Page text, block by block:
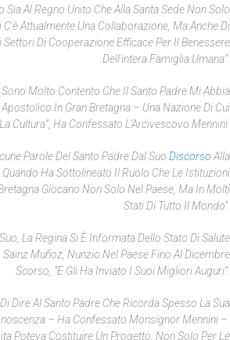
Al Regno Unito Che Alla Santa Sede Non Solo
C'è Attualmente Una Collaborazione, Ma Anche Di
Settori Di Cooperazione Efficace Per Il Benessere
Dell'intera Famiglia Umana”.
Sono Molto Contento Che Il Santo Padre Mi Abbia
In Gran Bretagna – Una Nazione Di Cui
Cultura”, Ha Confessato L'Arcivescovo Mennini.
Parole Del Santo Padre Dal Suo Discorso Alla
Ha Sottolineato Il Ruolo Che Le Istituzioni
Giocano Non Solo Nel Paese, Ma In Molti
Stati Di Tutto Il Mondo”.
La Regina Si È Informata Dello Stato Di Salute
Muñoz, Nunzio Nel Paese Fino Al Dicembre
Scorso, “e Gli Ha Inviato I Suoi Migliori Auguri”.
Dire Al Santo Padre Che Ricorda Spesso La Sua
– Ha Confessato Monsignor Mennini –.
Poteva Costituire Un Progetto, Non Solo Per Le